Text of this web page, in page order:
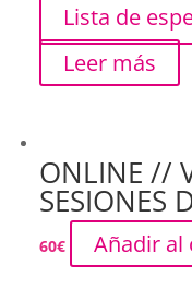
Lista de
Leer más
ONLINE //
SESIONES
60€ Añadir al